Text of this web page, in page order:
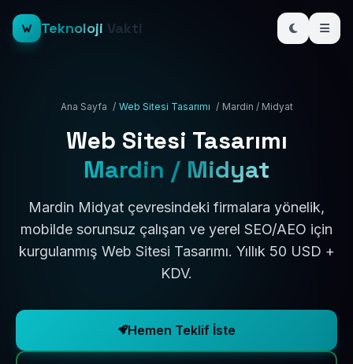
Teknoloji Vakti
Ana Sayfa / Web Sitesi Tasarımı / Mardin / Midyat
Web Sitesi Tasarımı
Mardin / Midyat
Mardin Midyat çevresindeki firmalara yönelik,
mobilde sorunsuz çalışan ve yerel SEO/AEO için
kurgulanmış Web Sitesi Tasarımı. Yıllık 50 USD +
KDV.
Hemen Teklif İste